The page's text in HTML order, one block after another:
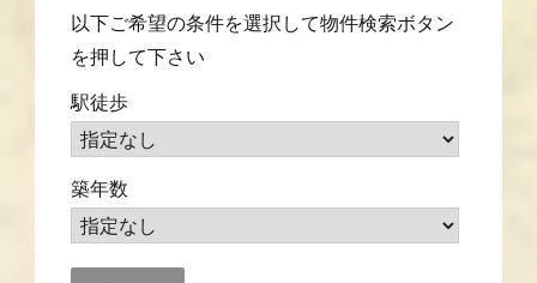
以下ご希望の条件を選択して物件検索ボタン
を押して下さい
駅徒歩
築年数